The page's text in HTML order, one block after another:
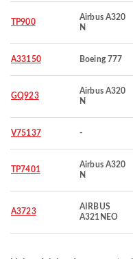
TP900
Airbus A320
N
A33150 Boeing 777
GQ923
Airbus A320
N
V75137 -
TP7401
Airbus A320
N
A3723
AIRBUS
A321NEO